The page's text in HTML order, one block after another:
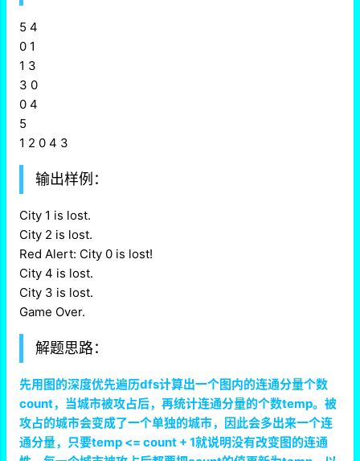
5 4
0 1
1 3
3 0
0 4
5
1 2 0 4 3
输出样例：
City 1 is lost.
City 2 is lost.
Red Alert: City 0 is lost!
City 4 is lost.
City 3 is lost.
Game Over.
解题思路：
先用图的深度优先遍历dfs计算出一个图内的连通分量个数
count，当城市被攻占后，再统计连通分量的个数temp。被
攻占的城市会变成了一个单独的城市，因此会多出来一个连
通分量，只要temp <= count + 1就说明没有改变图的连通